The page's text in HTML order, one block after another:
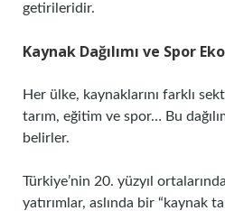
getirileridir.
Kaynak Dağılımı ve Spor
Her ülke, kaynaklarını farklı
tarım, eğitim ve spor… Bu
belirler.
Türkiye’nin 20. yüzyıl
yatırımlar, aslında bir “kaynak